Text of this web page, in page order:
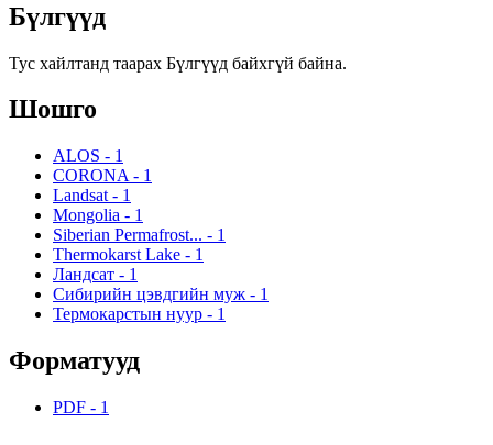
Бүлгүүд
Тус хайлтанд таарах Бүлгүүд байхгүй байна.
Шошго
ALOS - 1
CORONA - 1
Landsat - 1
Mongolia - 1
Siberian Permafrost... - 1
Thermokarst Lake - 1
Ландсат - 1
Сибирийн цэвдгийн муж - 1
Термокарстын нуур - 1
Форматууд
PDF - 1